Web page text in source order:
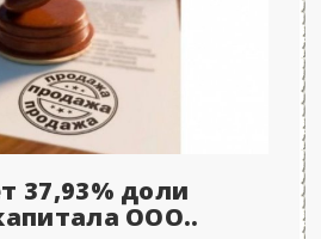
37,93% доли
ООО..